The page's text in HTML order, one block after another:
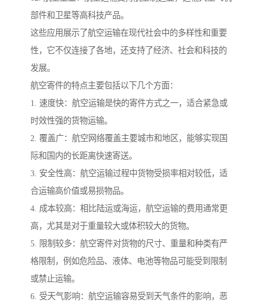
部件和卫星等高科技产品。
这些应用展示了航空运输在现代社会中的多样性和重要
性，它不仅连接了各地，还支持了经济、社会和科技的
发展。
航空寄件的特点主要包括以下几个方面：
1. 速度快：航空运输是快的寄件方式之一，适合紧急或
时效性强的货物运输。
2. 覆盖广：航空网络覆盖主要城市和地区，能够实现国
际和国内的长距离快速寄送。
3. 安全性高：航空运输过程中货物受损率相对较低，适
合运输高价值或易损物品。
4. 成本较高：相比陆运或海运，航空运输的费用通常更
高，尤其是对于重量较大或体积较大的货物。
5. 限制较多：航空寄件对货物的尺寸、重量和种类有严
格限制，例如危险品、液体、电池等物品可能受到限制
或禁止运输。
6. 受天气影响：航空运输容易受到天气条件的影响，恶